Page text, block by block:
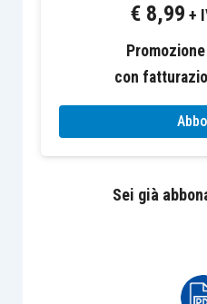
provenienti da Paesi
Valerio Cirimbilla e Luca
Prassi contabile
funzionamento e
Adempimenti e
Ricozzi e Michele Tavernini
€ 8,99 +
con
Sei già